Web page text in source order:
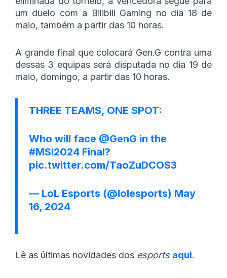
um duelo com a Bilibili Gaming no dia 18 de
maio, também a partir das 10 horas.
A grande final que colocará Gen.G contra uma
dessas 3 equipas será disputada no dia 19 de
maio, domingo, a partir das 10 horas.
THREE TEAMS, ONE SPOT:
Who will face @GenG in the
#MSI2024 Final?
pic.twitter.com/TaoZuDCOS3
— LoL Esports (@lolesports) May
16, 2024
Lê as últimas novidades dos esports aqui.